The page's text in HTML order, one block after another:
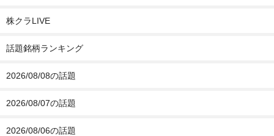
株クラLIVE
話題銘柄ランキング
2026/08/08の話題
2026/08/07の話題
2026/08/06の話題